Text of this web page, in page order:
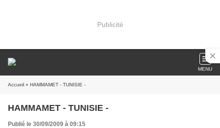
Publicité
MENU
Accueil » HAMMAMET - TUNISIE -
HAMMAMET - TUNISIE -
Publié le 30/09/2009 à 09:15